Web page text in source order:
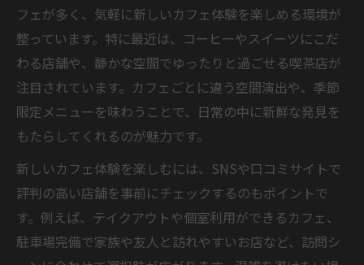
フェが多く、気軽に新しいカフェ体験を楽しめる環境が
整っています。特に最近は、コーヒーやスイーツにこだ
わる店舗や、静かな空間でゆったりと過ごせる喫茶店が
注目されています。カフェごとに違う空間演出や、季節
限定メニューを味わうことで、日常の中に新鮮な発見を
もたらしてくれるのが魅力です。
新しいカフェ体験を楽しむには、SNSや口コミサイトで
評判の高い店舗を事前にチェックするのもポイントで
す。例えば、テイクアウトや個室利用ができるカフェ、
駐車場完備で家族や友人と訪れやすいお店など、訪問シ